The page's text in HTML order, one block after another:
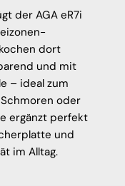
der AGA eR7i
dort
und mit
– ideal zum
oder
ergänzt perfekt
und
im Alltag.